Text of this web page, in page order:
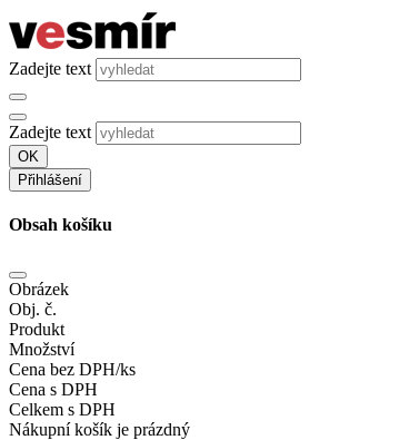
Zadejte text
Zadejte text
OK
Přihlášení
Obsah košíku
Obrázek
Obj. č.
Produkt
Množství
Cena bez DPH/ks
Cena s DPH
Celkem s DPH
Nákupní košík je prázdný